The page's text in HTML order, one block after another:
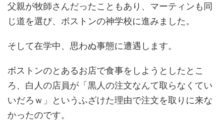
父親が牧師さんだったこともあり、マーティンも同
じ道を選び、ボストンの神学校に進みました。
そして在学中、思わぬ事態に遭遇します。
ボストンのとあるお店で食事をしようとしたとこ
ろ、白人の店員が「黒人の注文なんて取らなくてい
いだろｗ」というふざけた理由で注文を取りに来な
かったのです。